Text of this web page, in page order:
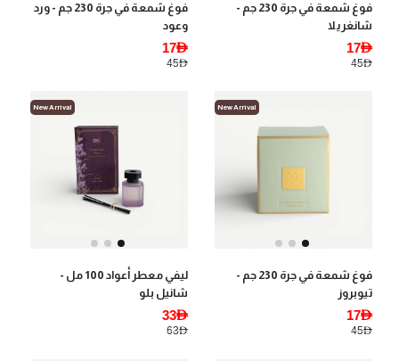
فوغ شمعة في جرة 230 جم -
شانغريلا
17AED
45AED
فوغ شمعة في جرة 230 جم - ورد
وعود
17AED
45AED
New Arrival
فوغ شمعة في جرة 230 جم -
تيوبروز
17AED
45AED
New Arrival
ليفي معطر أعواد 100 مل -
شانيل بلو
33AED
63AED